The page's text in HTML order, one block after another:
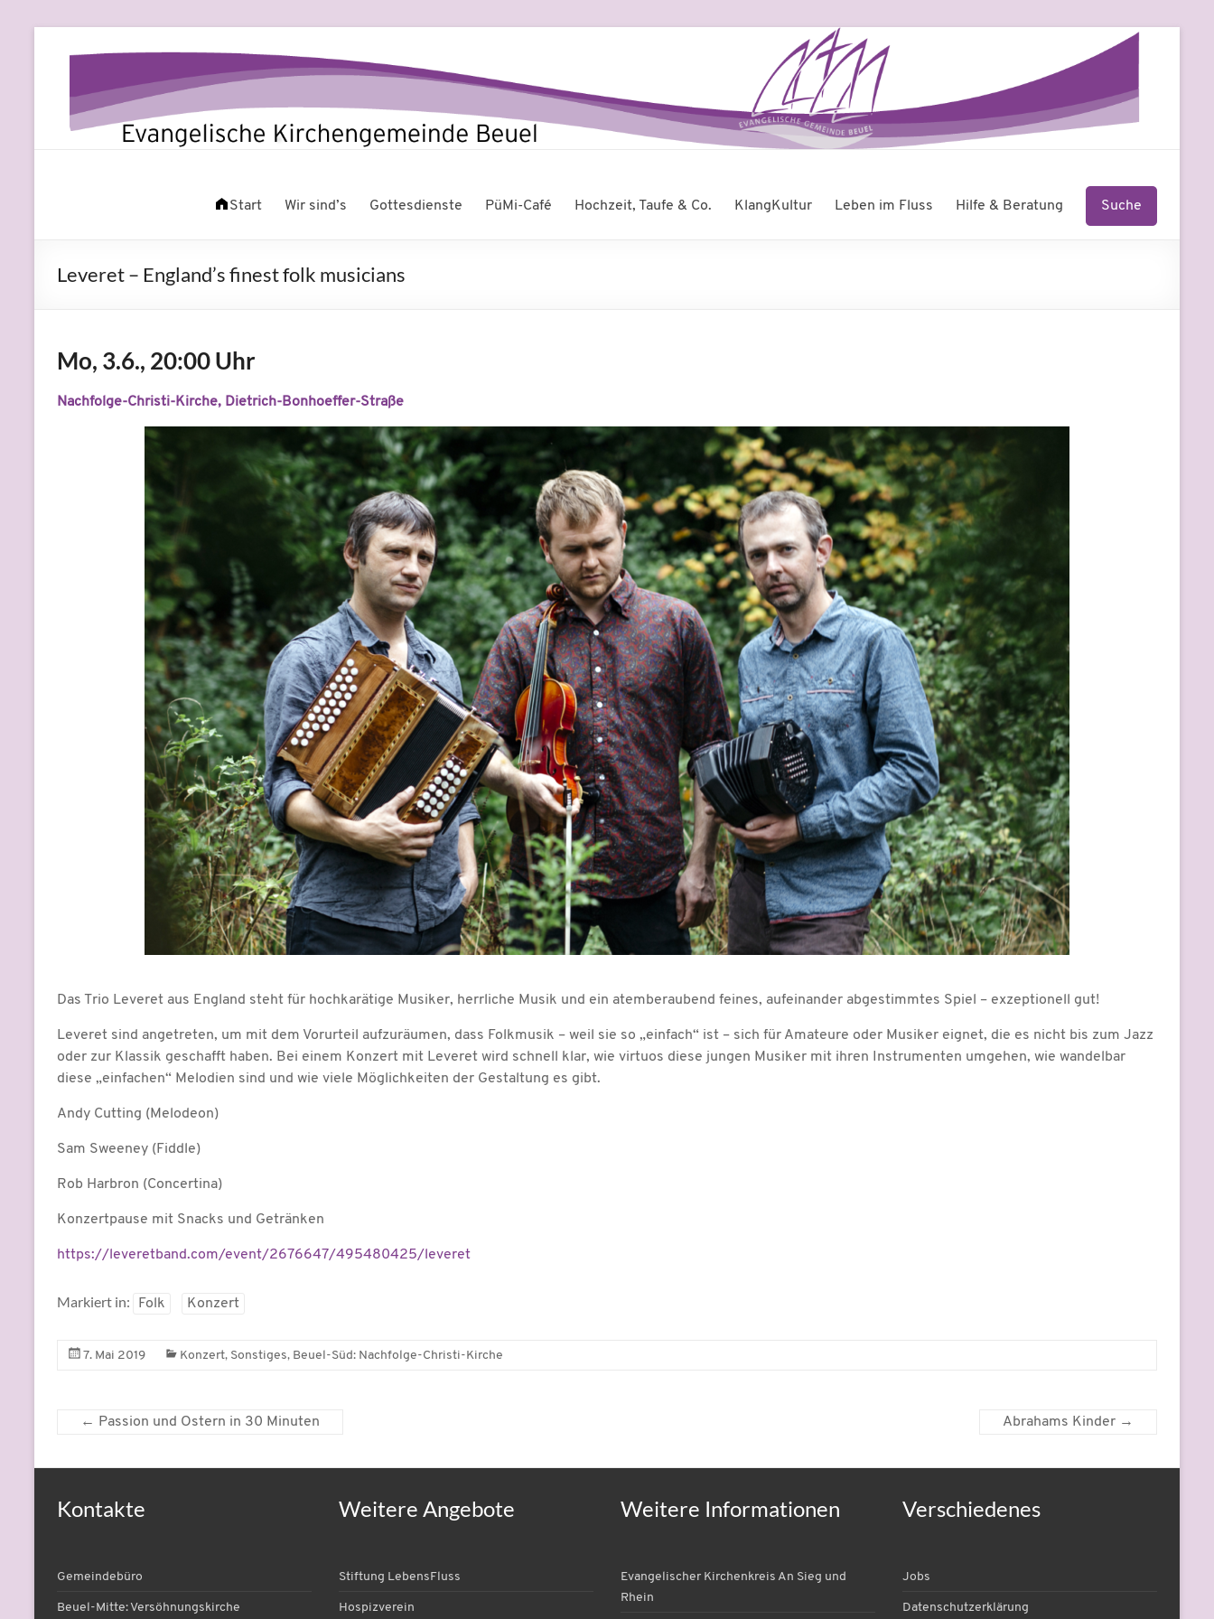
Inhalt
Evangelische
Beuel
Start Wir sind’s Gottesdienste PüMi-Café Hochzeit, Taufe & Co. KlangKultur Leben im Fluss Hilfe & Beratung Suche
Leveret – England’s finest folk musicians
Mo, 3.6., 20:00 Uhr
Nachfolge-Christi-Kirche, Dietrich-Bonhoeffer-Straße
Das Trio Leveret aus England steht für hochkarätige Musiker, herrliche Musik und ein atemberaubend feines, aufeinander abgestimmtes Spiel – exzeptionell gut!
Leveret sind angetreten, um mit dem Vorurteil aufzuräumen, dass Folkmusik – weil sie so „einfach“ ist – sich für Amateure oder Musiker eignet, die es nicht bis zum Jazz
oder zur Klassik geschafft haben. Bei einem Konzert mit Leveret wird schnell klar, wie virtuos diese jungen Musiker mit ihren Instrumenten umgehen, wie wandelbar
diese „einfachen“ Melodien sind und wie viele Möglichkeiten der Gestaltung es gibt.
Andy Cutting (Melodeon)
Sam Sweeney (Fiddle)
Rob Harbron (Concertina)
Konzertpause mit Snacks und Getränken
https://leveretband.com/event/2676647/495480425/leveret
Markiert in: Folk Konzert
7. Mai 2019 Konzert, Sonstiges, Beuel-Süd: Nachfolge-Christi-Kirche
← Passion und Ostern in 30 Minuten Abrahams Kinder →
Kontakte
Gemeindebüro
Beuel-Mitte: Versöhnungskirche
Weitere Angebote
Stiftung LebensFluss
Hospizverein
Weitere Informationen
Evangelischer Kirchenkreis An Sieg und
Rhein
Verschiedenes
Jobs
Datenschutzerklärung